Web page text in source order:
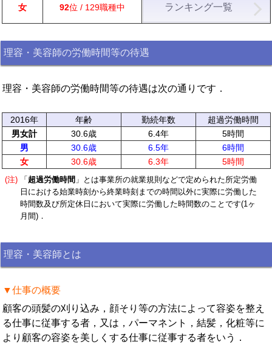
女 92位 / 129職種中 ランキング一覧
理容・美容師の労働時間等の待遇
理容・美容師の労働時間等の待遇は次の通りです．
2016年 年齢 勤続年数
超過労働時間
男女計
30.6歳 6.4年
5時間
男
30.6歳 6.5年
6時間
女
30.6歳 6.3年 5時間
(注) 「 超過労働時間 」とは事業所の就業規則などで定められた所定労働
日における始業時刻から終業時刻までの時間以外に実際に労働した
時間数及び所定休日において実際に労働した時間数のことです(1ヶ
月間)．
理容・美容師とは
▼仕事の概要
顧客の頭髪の刈り込み，顔そり等の方法によって容姿を整え
る仕事に従事する者，又は，パーマネント，結髪，化粧等に
より顧客の容姿を美しくする仕事に従事する者をいう．